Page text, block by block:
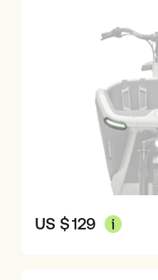
US $129